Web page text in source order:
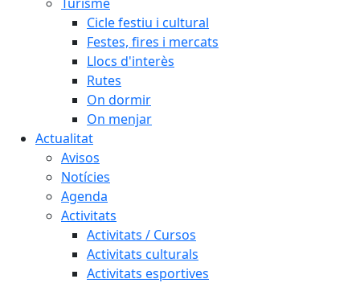
Cicle festiu i cultural
Festes, fires i mercats
Llocs d'interès
Rutes
On dormir
On menjar
Actualitat
Avisos
Notícies
Agenda
Activitats
Activitats / Cursos
Activitats culturals
Activitats esportives